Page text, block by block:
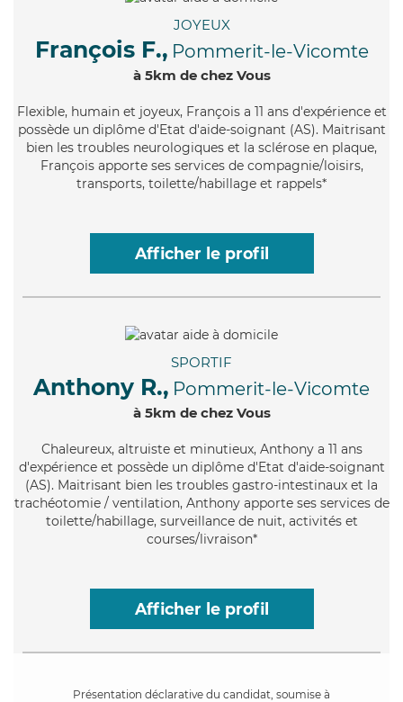
JOYEUX
François F., Pommerit-le-Vicomte
à 5km de chez Vous
Flexible, humain et joyeux, François a 11 ans d'expérience et
possède un diplôme d'Etat d'aide-soignant (AS). Maitrisant
bien les troubles neurologiques et la sclérose en plaque,
François apporte ses services de compagnie/loisirs,
transports, toilette/habillage et rappels*
Afficher le profil
SPORTIF
Anthony R., Pommerit-le-Vicomte
à 5km de chez Vous
Chaleureux, altruiste et minutieux, Anthony a 11 ans
d'expérience et possède un diplôme d'Etat d'aide-soignant
(AS). Maitrisant bien les troubles gastro-intestinaux et la
trachéotomie / ventilation, Anthony apporte ses services de
toilette/habillage, surveillance de nuit, activités et
courses/livraison*
Afficher le profil
Présentation déclarative du candidat, soumise à